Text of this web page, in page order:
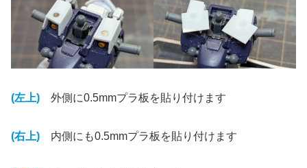
(左上) 外側に0.5mmプラ板を貼り付けます
(右上) 内側にも0.5mmプラ板を貼り付けます